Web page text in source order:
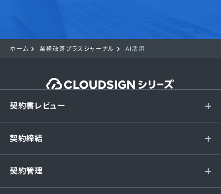
ホーム 業務改善プラスジャーナル AI活用
契約書レビュー
契約締結
契約管理